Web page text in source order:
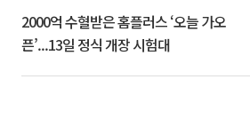
2000억 수혈받은 홈플러스 ‘오늘 가오
픈’...13일 정식 개장 시험대